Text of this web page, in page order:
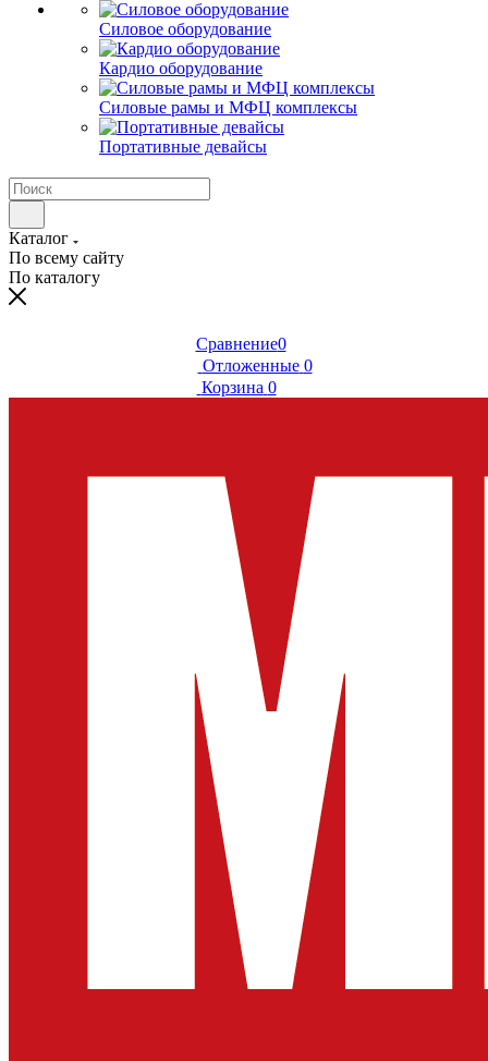
Силовое оборудование
Кардио оборудование
Силовые рамы и МФЦ комплексы
Портативные девайсы
Каталог
По всему сайту
По каталогу
Сравнение0
Отложенные 0
Корзина 0